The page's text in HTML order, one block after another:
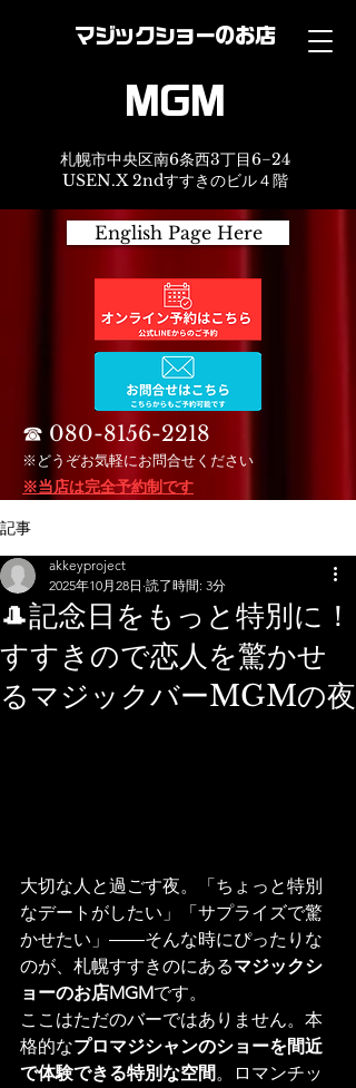
マジックショーのお店
MGM
札幌市中央区南6条西3丁目6−24
USEN.X 2ndすすきのビル４階
English Page Here
☎︎ 080-8156-2218
※どうぞお気軽にお問合せください
※当店は完全予約制です
記事
🎩記念日をもっと特別に！
すすきので恋人を驚かせ
るマジックバーMGMの夜
akkeyproject
2025年10月28日 読了時間: 3分
大切な人と過ごす夜。「ちょっと特別
なデートがしたい」「サプライズで驚
かせたい」――そんな時にぴったりな
のが、札幌すすきのにあるマジックシ
ョーのお店MGMです。
ここはただのバーではありません。本
格的なプロマジシャンのショーを間近
で体験できる特別な空間。ロマンチッ